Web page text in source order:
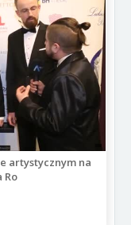
artystycznym na
Ro